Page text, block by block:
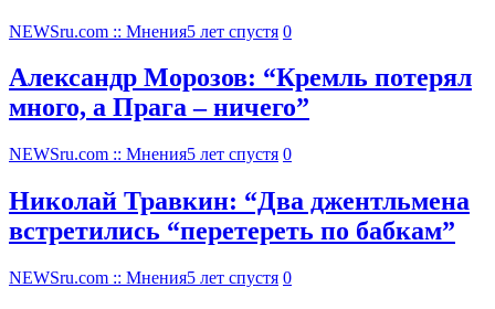
NEWSru.com :: Мнения5 лет спустя 0
Александр Морозов: “Кремль потерял
много, а Прага – ничего”
NEWSru.com :: Мнения5 лет спустя 0
Николай Травкин: “Два джентльмена
встретились “перетереть по бабкам”
NEWSru.com :: Мнения5 лет спустя 0